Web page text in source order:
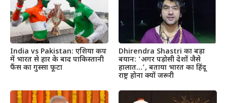
India vs Pakistan: एशिया कप
में भारत से हार के बाद पाकिस्तानी
फैंस का गुस्सा फूटा
Dhirendra Shastri का बड़ा
बयान: ‘अगर पड़ोसी देशों जैसे
हालात…’, बताया भारत का हिंदू
राष्ट्र होना क्यों जरूरी